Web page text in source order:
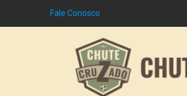
Fale Conosco